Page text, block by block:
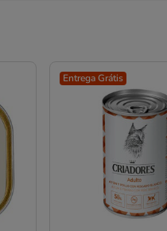
Entrega Grátis